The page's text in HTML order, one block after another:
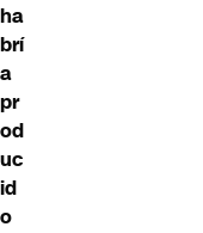
ha
brí
a
pr
od
uc
id
o